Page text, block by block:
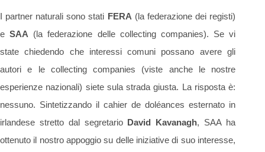
I partner naturali sono stati FERA (la federazione dei registi)
eSAA (la federazione delle collecting companies). Se vi
state chiedendo che interessi comuni possano avere gli
autori e le collecting companies (viste anche le nostre
esperienze nazionali) siete sula strada giusta. La risposta è:
nessuno. Sintetizzando il cahier de doléances esternato in
irlandese stretto dal segretario David Kavanagh, SAA ha
ottenuto il nostro appoggio su delle iniziative di suo interesse,